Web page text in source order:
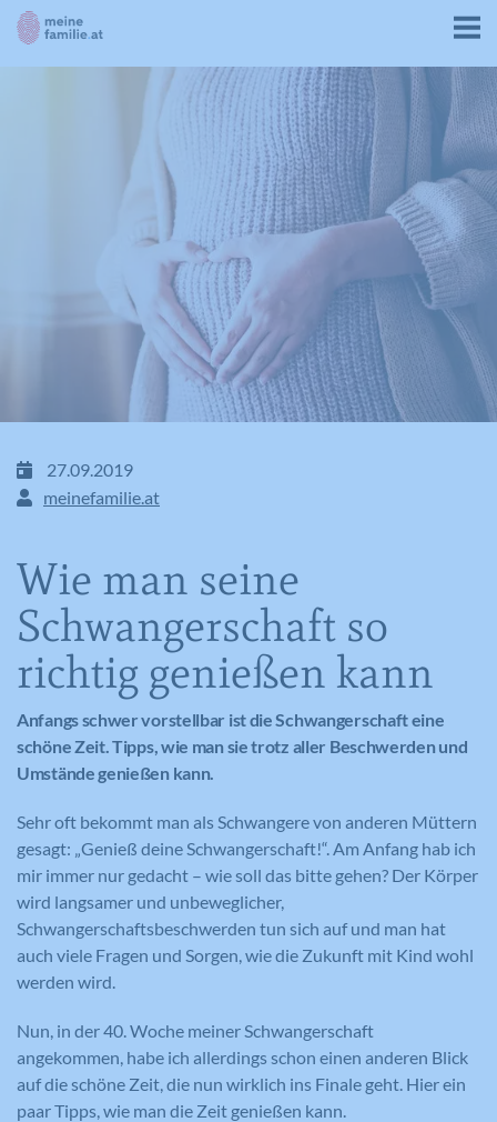
27.09.2019
meinefamilie.at
Wie man seine
Schwangerschaft so
richtig genießen kann
Anfangs schwer vorstellbar ist die Schwangerschaft eine
schöne Zeit. Tipps, wie man sie trotz aller Beschwerden und
Umstände genießen kann.
Sehr oft bekommt man als Schwangere von anderen Müttern
gesagt: „Genieß deine Schwangerschaft!“. Am Anfang hab ich
mir immer nur gedacht – wie soll das bitte gehen? Der Körper
wird langsamer und unbeweglicher,
Schwangerschaftsbeschwerden tun sich auf und man hat
auch viele Fragen und Sorgen, wie die Zukunft mit Kind wohl
werden wird.
Nun, in der 40. Woche meiner Schwangerschaft
angekommen, habe ich allerdings schon einen anderen Blick
auf die schöne Zeit, die nun wirklich ins Finale geht. Hier ein
paar Tipps, wie man die Zeit genießen kann.